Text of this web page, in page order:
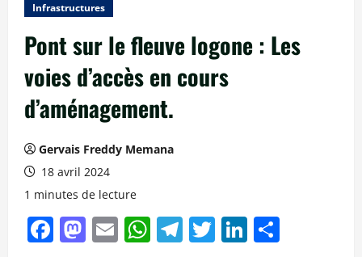
Infrastructures
Pont sur le fleuve logone : Les
voies d’accès en cours
d’aménagement.
Gervais Freddy Memana
18 avril 2024
1 minutes de lecture
Facebook
Mastodon
EmailWhatsApp
Telegram
TwitterLinkedIn